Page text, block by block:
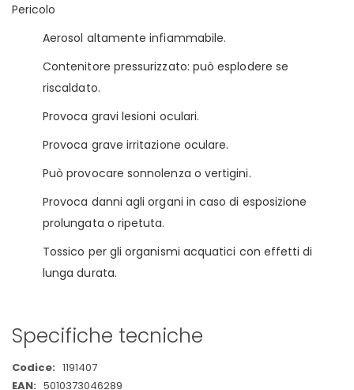
Pericolo
Aerosol altamente infiammabile.
Contenitore pressurizzato: può esplodere se
riscaldato.
Provoca gravi lesioni oculari.
Provoca grave irritazione oculare.
Può provocare sonnolenza o vertigini.
Provoca danni agli organi in caso di esposizione
prolungata o ripetuta.
Tossico per gli organismi acquatici con effetti di
lunga durata.
Specifiche tecniche
Maggiori
Informazioni
1191407
5010373046289